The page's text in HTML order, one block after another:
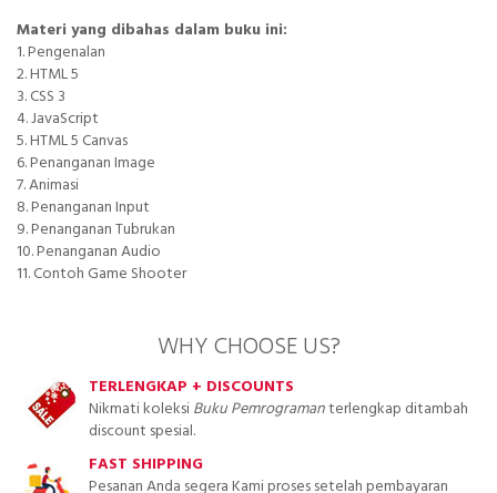
Materi yang dibahas dalam buku ini:
1. Pengenalan
2. HTML 5
3. CSS 3
4. JavaScript
5. HTML 5 Canvas
6. Penanganan Image
7. Animasi
8. Penanganan Input
9. Penanganan Tubrukan
10. Penanganan Audio
11. Contoh Game Shooter
WHY CHOOSE US?
TERLENGKAP + DISCOUNTS
Nikmati koleksiBuku Pemrogramanterlengkap ditambah
discount spesial.
FAST SHIPPING
Pesanan Anda segera Kami proses setelah pembayaran